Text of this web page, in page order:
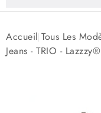
Accueil Tous Les
Jeans - TRIO -